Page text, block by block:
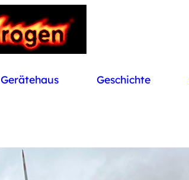
Gerätehaus Geschichte